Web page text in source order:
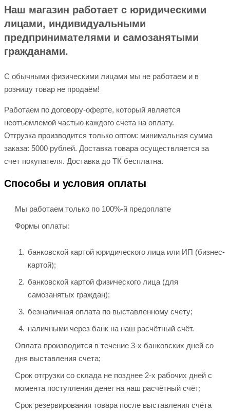
Наш магазин работает с юридическими
лицами, индивидуальными
предпринимателями и самозанятыми
гражданами.
С обычными физическими лицами мы не работаем и в
розницу товар не продаём!
Работаем по договору-оферте, который является
неотъемлемой частью каждого счета на оплату.
Отгрузка производится только оптом: минимальная сумма
заказа: 5000 рублей. Доставка товара осуществляется за
счет покупателя. Доставка до ТК бесплатна.
Способы и условия оплаты
Мы работаем только по 100%-й предоплате
Формы оплаты:
банковской картой юридического лица или ИП (бизнес-
картой);
банковской картой физического лица (для
самозанятых граждан);
безналичная оплата по выставленному счету;
наличными через банк на наш расчётный счёт.
Оплата производится в течение 3-х банковских дней со
дня выставления счета;
Срок отгрузки со склада не позднее 2-х рабочих дней с
момента поступления денег на наш расчётный счёт;
Срок резервирования товара после выставления счёта